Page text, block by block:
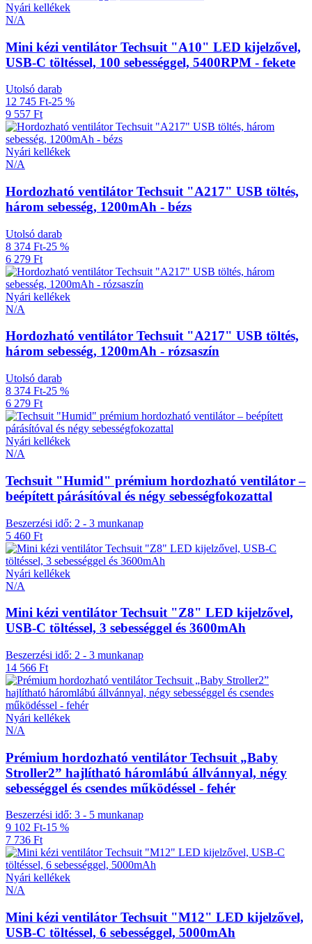
Nyári kellékek
N/A
Mini kézi ventilátor Techsuit "A10" LED kijelzővel,
USB-C töltéssel, 100 sebességgel, 5400RPM - fekete
Utolsó darab
12 745 Ft-25 %
9 557 Ft
Nyári kellékek
N/A
Hordozható ventilátor Techsuit "A217" USB töltés,
három sebesség, 1200mAh - bézs
Utolsó darab
8 374 Ft-25 %
6 279 Ft
Nyári kellékek
N/A
Hordozható ventilátor Techsuit "A217" USB töltés,
három sebesség, 1200mAh - rózsaszín
Utolsó darab
8 374 Ft-25 %
6 279 Ft
Nyári kellékek
N/A
Techsuit "Humid" prémium hordozható ventilátor –
beépített párásítóval és négy sebességfokozattal
Beszerzési idő: 2 - 3 munkanap
5 460 Ft
Nyári kellékek
N/A
Mini kézi ventilátor Techsuit "Z8" LED kijelzővel,
USB-C töltéssel, 3 sebességgel és 3600mAh
Beszerzési idő: 2 - 3 munkanap
14 566 Ft
Nyári kellékek
N/A
Prémium hordozható ventilátor Techsuit „Baby
Stroller2” hajlítható háromlábú állvánnyal, négy
sebességgel és csendes működéssel - fehér
Beszerzési idő: 3 - 5 munkanap
9 102 Ft-15 %
7 736 Ft
Nyári kellékek
N/A
Mini kézi ventilátor Techsuit "M12" LED kijelzővel,
USB-C töltéssel, 6 sebességgel, 5000mAh